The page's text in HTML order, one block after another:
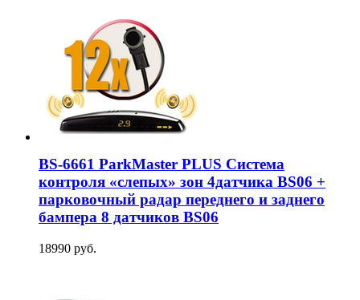
BS-6661 ParkMaster PLUS Система
контроля «слепых» зон 4датчика BS06 +
парковочный радар переднего и заднего
бампера 8 датчиков BS06
18990 руб.